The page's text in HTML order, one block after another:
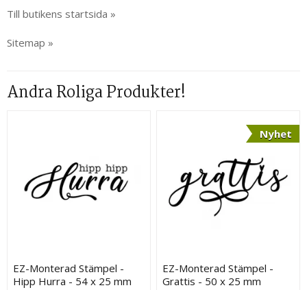
Till butikens startsida »
Sitemap »
Andra Roliga Produkter!
EZ-Monterad Stämpel -
Hipp Hurra - 54 x 25 mm
Nyhet
EZ-Monterad Stämpel -
Grattis - 50 x 25 mm